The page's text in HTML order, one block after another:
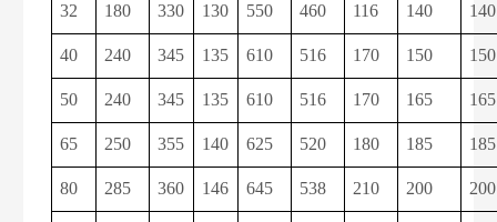
32 180 330 130 550 460 116 140 140
40 240 345 135 610 516 170 150 150
50 240 345 135 610 516 170 165 165
65 250 355 140 625 520 180 185 185
80 285 360 146 645 538 210 200 200